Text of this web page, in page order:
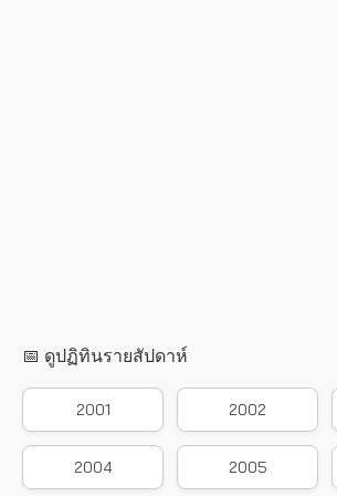
📅 ดูปฏิทินรายสัปดาห์
2001 2002
2004 2005